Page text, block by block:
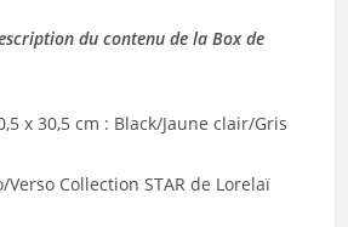
du contenu de la Box de
x 30,5 cm : Black/Jaune clair/Gris
Verso Collection STAR de Lorelaï